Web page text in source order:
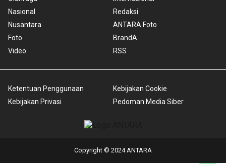
Nasional
Nusantara
Foto
Video
Redaksi
ANTARA Foto
BrandA
RSS
Ketentuan Penggunaan
Kebijakan Privasi
Kebijakan Cookie
Pedoman Media Siber
Copyright © 2024 ANTARA